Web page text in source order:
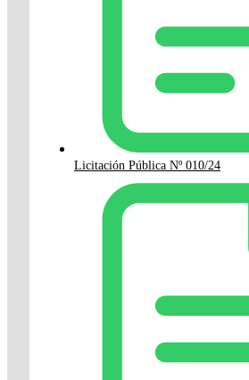
Licitación Pública Nº 010/24